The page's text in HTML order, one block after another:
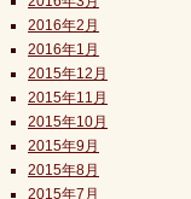
2016年2月
2016年1月
2015年12月
2015年11月
2015年10月
2015年9月
2015年8月
2015年7月